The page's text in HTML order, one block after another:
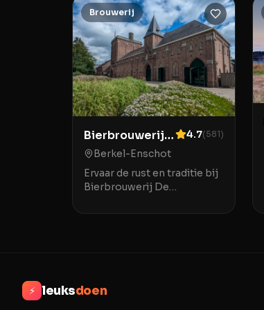
Brouwerij
Bierbrouwerij
De
Koningshoeven
4.7(581)
Berkel-Enschot
Ervaar de rust en traditie bij
Bierbrouwerij De
Bierbrouwerij De
⚡ leuksdoen